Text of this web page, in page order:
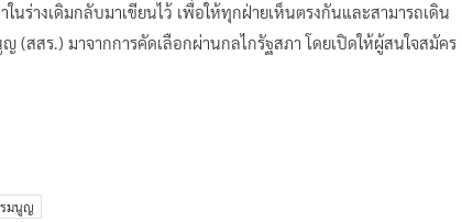
ร่างเดิมกลับมาเขียนไว้ เพื่อให้ทุกฝ่ายเห็นตรงกันและสามารถเดิน
(สสร.) มาจากการคัดเลือกผ่านกลไกรัฐสภา โดยเปิดให้ผู้สนใจสมัคร
รมนูญ